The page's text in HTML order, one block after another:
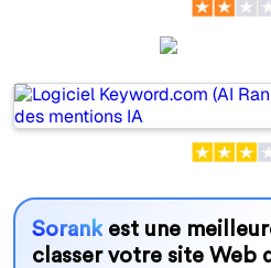
Sorankest une
classer votre site Web